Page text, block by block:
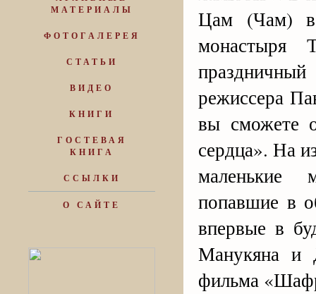
МАТЕРИАЛЫ
ФОТОГАЛЕРЕЯ
СТАТЬИ
ВИДЕО
КНИГИ
ГОСТЕВАЯ
КНИГА
ССЫЛКИ
О САЙТЕ
Цам (Чам) в
монастыря
режиссера
вы сможете
сердца». На
маленькие
попавшие в
впервые в
Манукяна и
фильма